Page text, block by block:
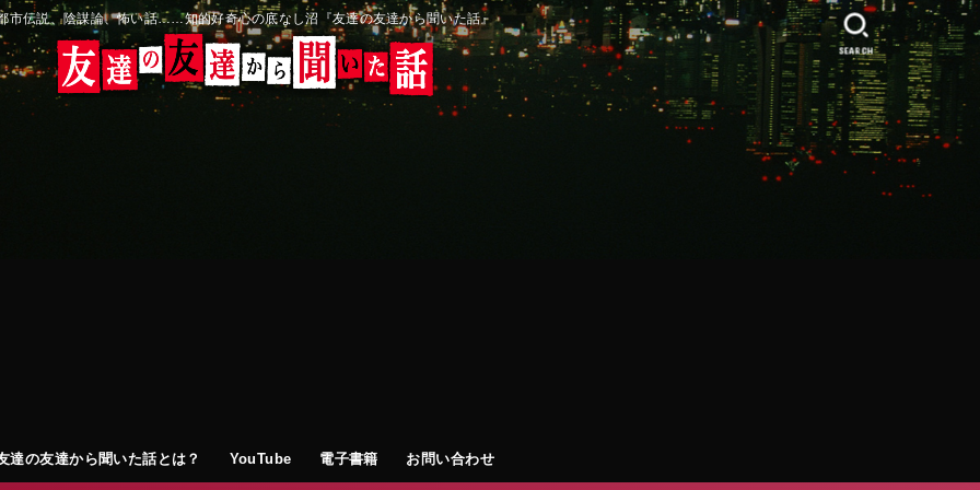
市伝説、陰謀論、怖い話……知的好奇心の底なし沼『友達の友達から聞いた話』
達の友達から聞いた話とは？ YouTube 電子書籍 お問い合わせ
SEARCH